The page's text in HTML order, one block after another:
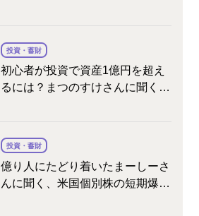
投資・蓄財
初心者が投資で資産1億円を超え
るには？まつのすけさんに聞く3
投資・蓄財
億り人にたどり着いたまーしーさ
んに聞く、米国個別株の短期爆益